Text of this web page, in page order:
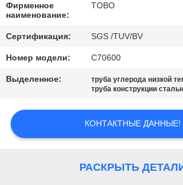
НОВОСТИ
СЛУЧАИ
САЙТА
Фирменное
наименование:
TOBO
Сертификация: SGS /TUV/BV
Номер модели: C70600
Выделенное: труба углерода низкой
труба конструкции
КОНТАКТНЫЕ ДАННЫЕ!
РАСКРЫТЬ